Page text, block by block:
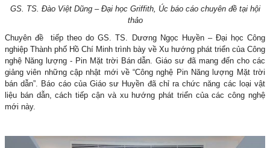
GS. TS. Đào Việt Dũng – Đại học Griffith, Úc báo cáo chuyên đề tại hội
thảo
Chuyên đề tiếp theo do GS. TS. Dương Ngọc Huyền – Đại học Công
nghiệp Thành phố Hồ Chí Minh trình bày về Xu hướng phát triển của Công
nghệ Năng lượng - Pin Mặt trời Bán dẫn. Giáo sư đã mang đến cho các
giảng viên những cập nhật mới về “Công nghệ Pin Năng lượng Mặt trời
bán dẫn”. Báo cáo của Giáo sư Huyền đã chỉ ra chức năng các loại vật
liệu bán dẫn, cách tiếp cận và xu hướng phát triển của các công nghệ
mới này.